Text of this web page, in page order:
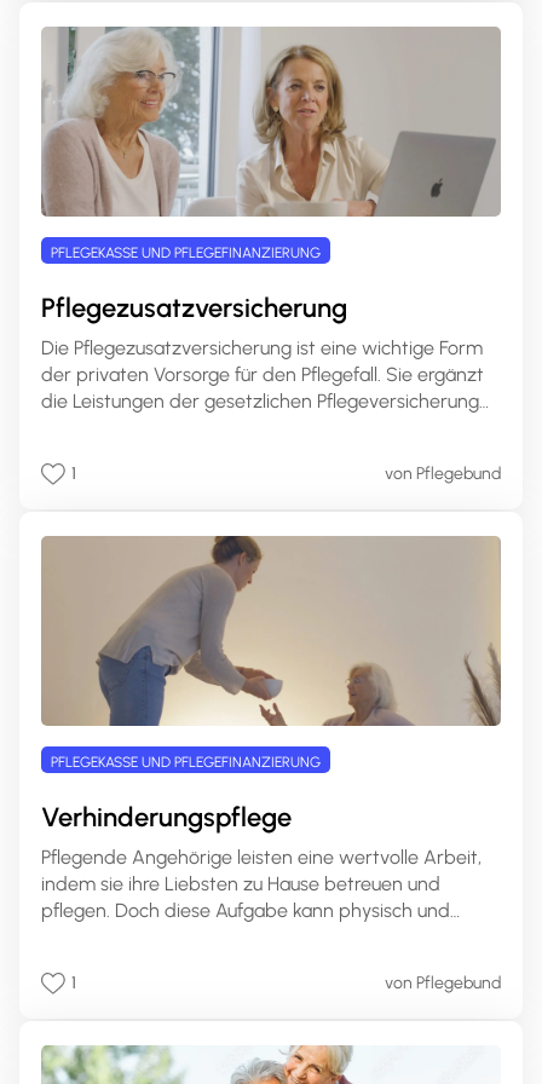
Anspruch ist und wie Sie die Pflegesachleistungen
beantragen können.
PFLEGEKASSE UND PFLEGEFINANZIERUNG
Pflegezusatzversicherung
Die Pflegezusatzversicherung ist eine wichtige Form
der privaten Vorsorge für den Pflegefall. Sie ergänzt
die Leistungen der gesetzlichen Pflegeversicherung
Sie alles Wichtige rund um die
und wie Sie die passende Police für Ihre Bedürfnisse
1 von Pflegebund
PFLEGEKASSE UND PFLEGEFINANZIERUNG
Verhinderungspflege
Pflegende Angehörige leisten eine wertvolle Arbeit,
indem sie ihre Liebsten zu Hause betreuen und
pflegen. Doch diese Aufgabe kann physisch und
kommt die Verhinderungspflege ins Spiel, um diesen
verschaffen und die Kontinuität der Pflege
sicherzustellen. In diesem Artikel erklären wir, was
1 von Pflegebund